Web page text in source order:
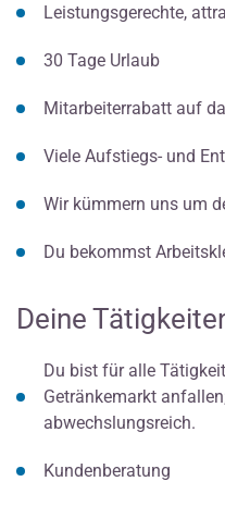
Leistungsgerechte,
30 Tage Urlaub
Mitarbeiterrabatt auf
Viele Aufstiegs- und
Wir kümmern uns um
Du bekommst
Deine
Du bist für alle
Getränkemarkt
abwechslungsreich.
Kundenberatung